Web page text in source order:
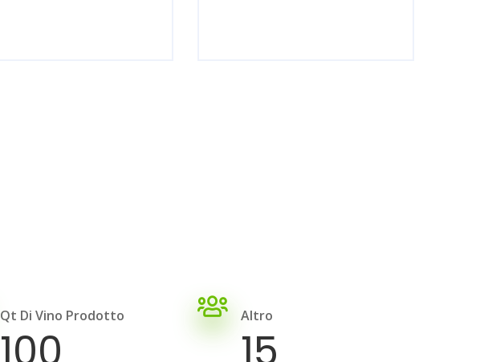
Qt Di Vino Prodotto Altro